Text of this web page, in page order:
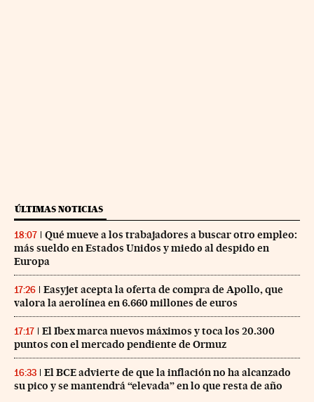
ÚLTIMAS NOTICIAS
18:07
Qué mueve a los trabajadores a buscar otro empleo:
más sueldo en Estados Unidos y miedo al despido en
Europa
17:26
Easyjet acepta la oferta de compra de Apollo, que
valora la aerolínea en 6.660 millones de euros
17:17
El Ibex marca nuevos máximos y toca los 20.300
puntos con el mercado pendiente de Ormuz
16:33
El BCE advierte de que la inflación no ha alcanzado
su pico y se mantendrá “elevada” en lo que resta de año